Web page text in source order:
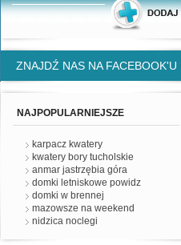
ZNAJDŹ NAS NA FACEBOOK'U
NAJPOPULARNIEJSZE
karpacz kwatery
kwatery bory tucholskie
anmar jastrzębia góra
domki letniskowe powidz
domki w brennej
mazowsze na weekend
nidzica noclegi